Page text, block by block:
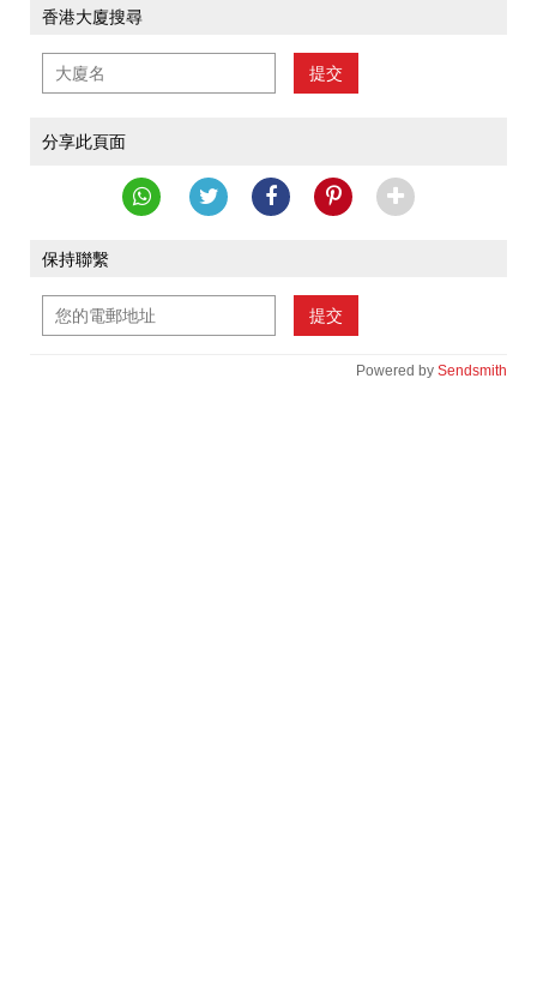
香港大廈搜尋
提交
分享此頁面
保持聯繫
提交
Powered by Sendsmith